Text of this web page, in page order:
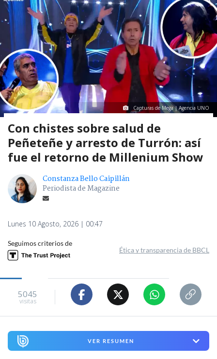
Capturas de Mega | Agencia UNO
Con chistes sobre salud de
Peñeteñe y arresto de Turrón: así
fue el retorno de Millenium Show
Constanza Bello Caipillán
Periodista de Magazine
Lunes 10 Agosto, 2026 | 00:47
Seguimos criterios de
Ética y transparencia de BBCL
5045
visitas
VER RESUMEN